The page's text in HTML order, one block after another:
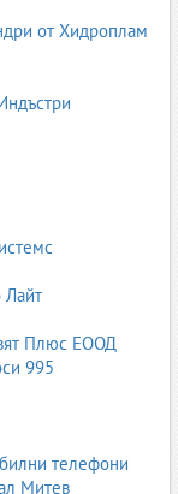
на страната.
и търговци на
бира и други
за ресторанти,
е традиционен
на дървесината и
– от малки
Някои фирми
и
партньор за
онлайн
конзоли,
от Хидроплам
Лайт
Плюс ЕООД
995
телефони
Митев